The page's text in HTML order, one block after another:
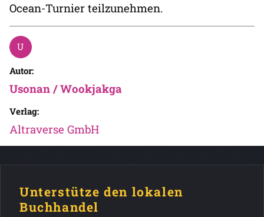
Ocean-Turnier teilzunehmen.
Autor:
Usonan / Wookjakga
Verlag:
Altraverse GmbH
Unterstütze den lokalen
Buchhandel